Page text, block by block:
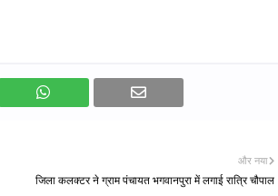
और नया
जिला कलक्टर ने ग्राम पंचायत भगवानपुरा में लगाई रात्रि चौपाल